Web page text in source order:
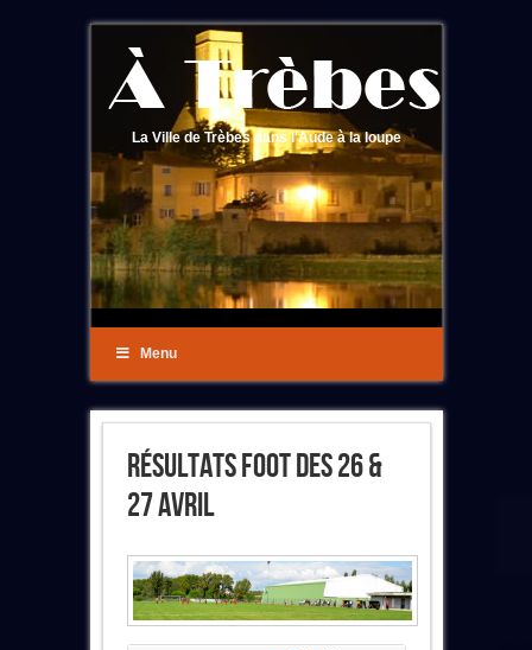
La Ville de Trèbes dans l'Aude à la loupe
Menu
Résultats Foot Des 26 &
27 Avril